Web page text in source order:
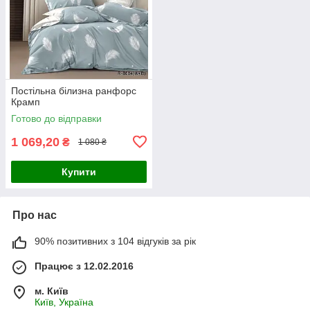
Постільна білизна ранфорс
Крамп
Готово до відправки
1 069,20 ₴ 1 080 ₴
Купити
Про нас
90% позитивних з 104 відгуків за рік
Працює з 12.02.2016
м. Київ
Київ, Україна